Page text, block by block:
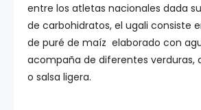
entre los atletas nacionales dada
de carbohidratos, el ugali consiste
de puré de maíz elaborado con
acompaña de diferentes verduras,
o salsa ligera.